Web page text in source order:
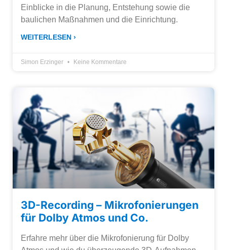
Einblicke in die Planung, Entstehung sowie die
baulichen Maßnahmen und die Einrichtung.
WEITERLESEN ›
Simon Erzinger Keine Kommentare
3D-Recording – Mikrofonierungen
für Dolby Atmos und Co.
Erfahre mehr über die Mikrofonierung für Dolby